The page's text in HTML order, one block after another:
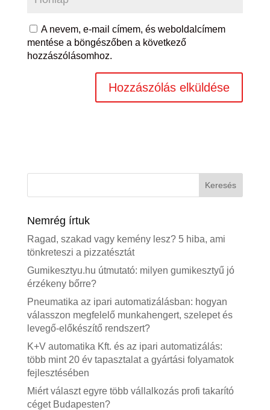
A nevem, e-mail címem, és weboldalcímem
mentése a böngészőben a következő
hozzászólásomhoz.
Nemrég írtuk
Ragad, szakad vagy kemény lesz? 5 hiba, ami
tönkreteszi a pizzatésztát
Gumikesztyu.hu útmutató: milyen gumikesztyű jó
érzékeny bőrre?
Pneumatika az ipari automatizálásban: hogyan
válasszon megfelelő munkahengert, szelepet és
levegő-előkészítő rendszert?
K+V automatika Kft. és az ipari automatizálás:
több mint 20 év tapasztalat a gyártási folyamatok
fejlesztésében
Miért választ egyre több vállalkozás profi takarító
céget Budapesten?